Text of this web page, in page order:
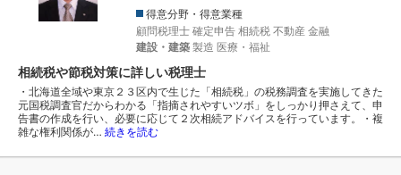
得意分野・得意業種
顧問税理士 確定申告 相続税 不動産 金融
建設・建築 製造 医療・福祉
相続税や節税対策に詳しい税理士
・北海道全域や東京２３区内で生じた「相続税」の税務調査を実施してきた
元国税調査官だからわかる「指摘されやすいツボ」をしっかり押さえて、申
告書の作成を行い、必要に応じて２次相続アドバイスを行っています。・複
雑な権利関係が… 続きを読む